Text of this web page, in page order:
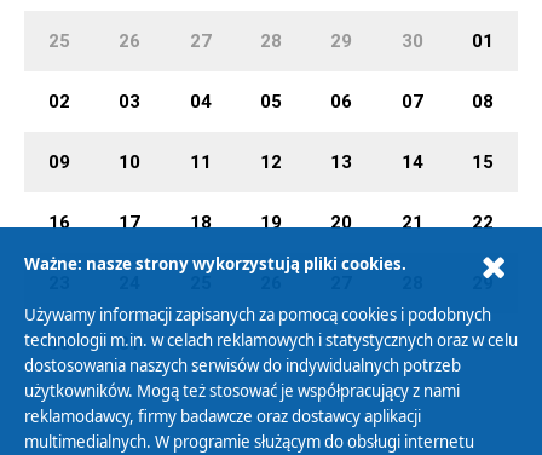
25 26 27 28 29 30 01
02 03 04 05 06 07 08
09 10 11 12 13 14 15
16 17 18 19 20 21 22
29
30 31 01 02 03 04 05
Ważne: nasze strony wykorzystują pliki cookies.
Używamy informacji zapisanych za pomocą cookies i podobnych
technologii m.in. w celach reklamowych i statystycznych oraz w celu
dostosowania naszych serwisów do indywidualnych potrzeb
użytkowników. Mogą też stosować je współpracujący z nami
reklamodawcy, firmy badawcze oraz dostawcy aplikacji
multimedialnych. W programie służącym do obsługi internetu